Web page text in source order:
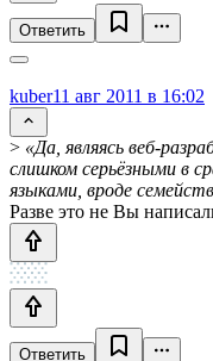
Ответить
kuber11 авг 2011 в 16:02
> «Да, являясь веб-
слишком серьёзными в
языками, вроде
Разве это не Вы
Ответить